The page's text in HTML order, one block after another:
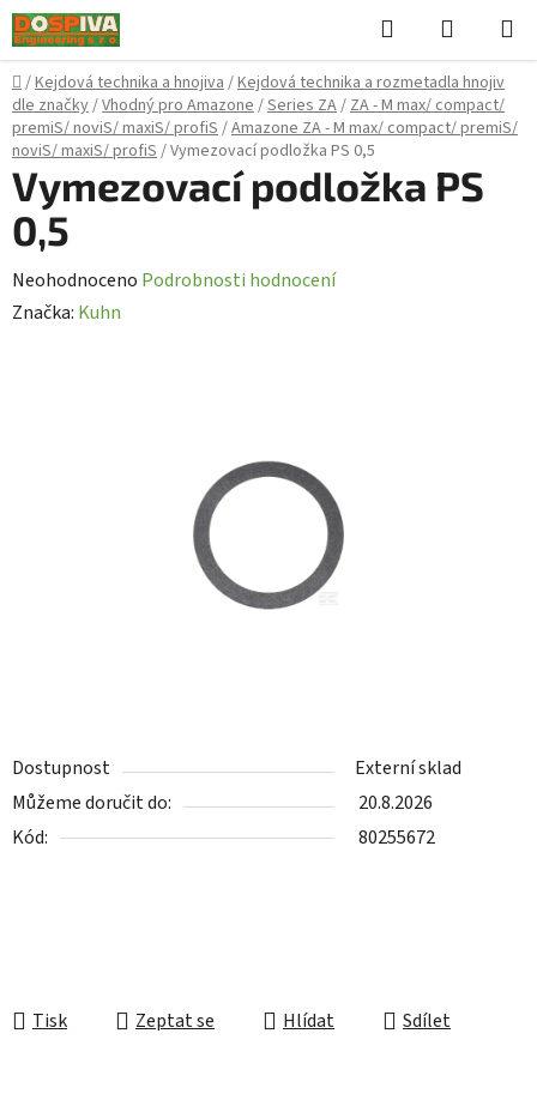
Přejít
na
obsah
Hledat
KOŠÍK
Domů
/Kejdová technika a hnojiva/Kejdová technika a rozmetadla hnojiv
dle značky/Vhodný pro Amazone/Series ZA/ZA - M max/ compact/
premiS/ noviS/ maxiS/ profiS/Amazone ZA - M max/ compact/ premiS/
noviS/ maxiS/ profiS/Vymezovací podložka PS 0,5
Dostupnost
Externí sklad
Můžeme doručit do:
20.8.2026
Kód:
80255672
Tisk Zeptat se Hlídat Sdílet
Vymezovací podložka PS
0,5
Průměrné
hodnocení
Neohodnoceno Podrobnosti hodnocení
Značka: Kuhn